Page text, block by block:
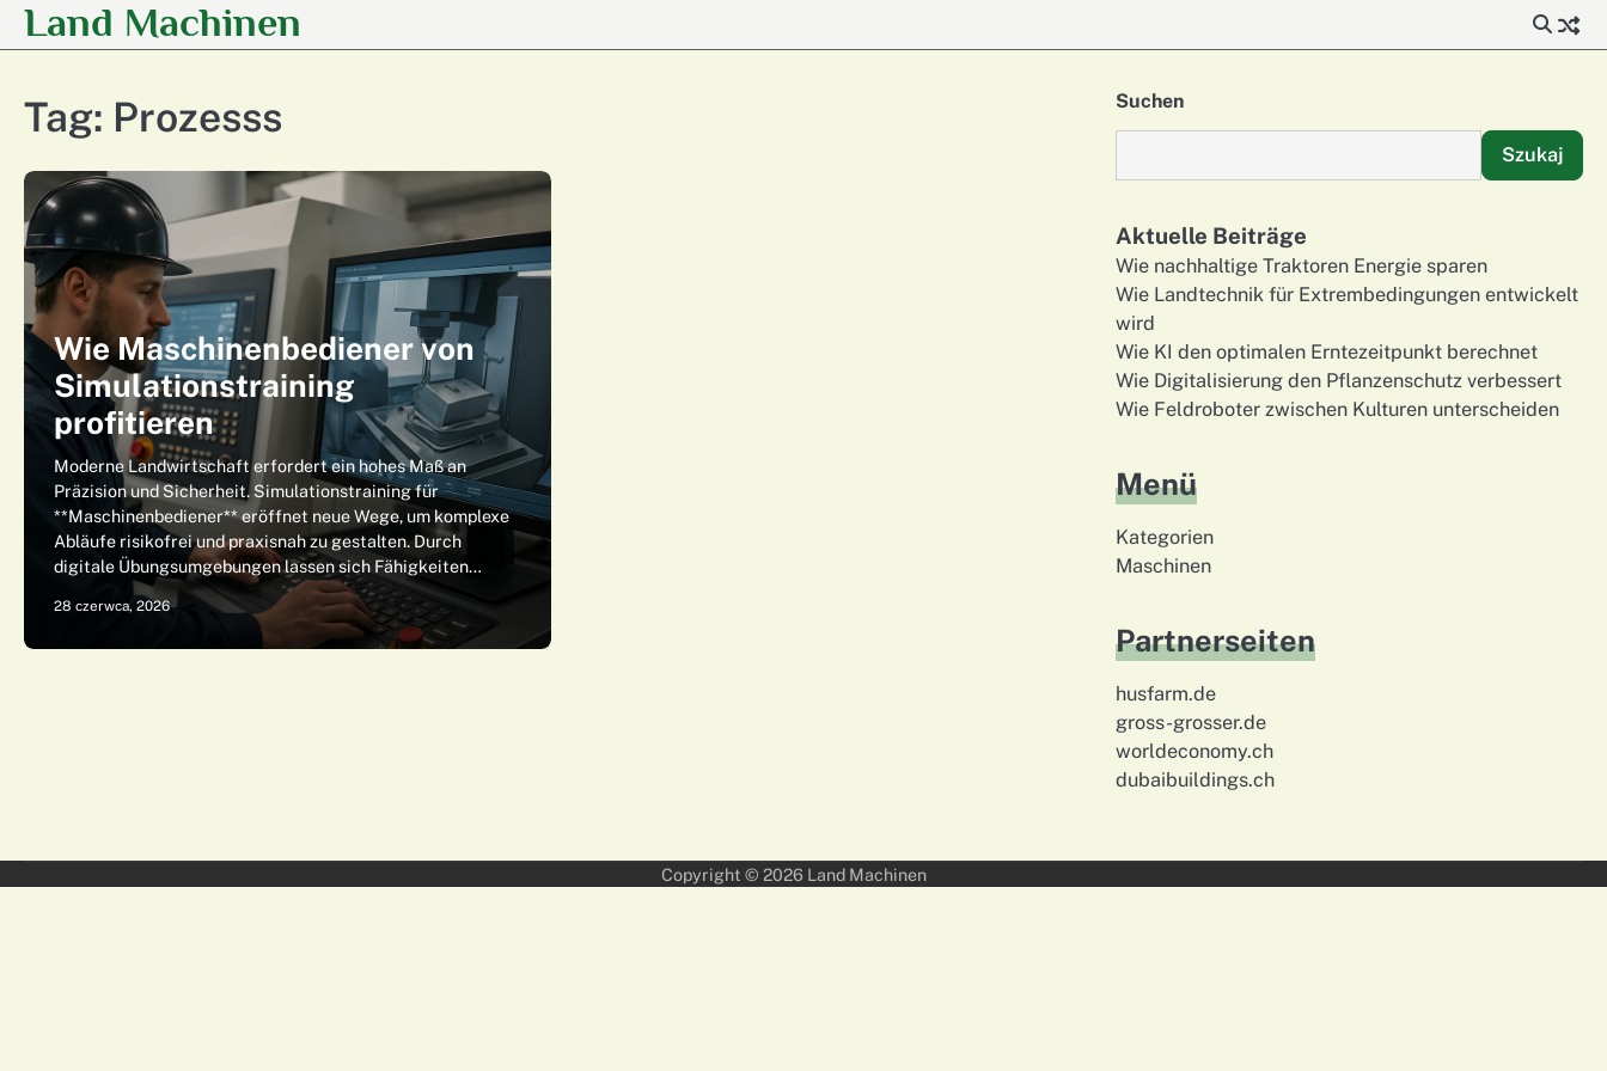
SkipLand Machinen
Tag: Prozesss
Wie Maschinenbediener von
Simulationstraining
profitieren
Moderne Landwirtschaft erfordert ein hohes Maß an
Präzision und Sicherheit. Simulationstraining für
**Maschinenbediener** eröffnet neue Wege, um komplexe
Abläufe risikofrei und praxisnah zu gestalten. Durch
digitale Übungsumgebungen lassen sich Fähigkeiten…
28 czerwca, 2026
Suchen
Szukaj
Aktuelle Beiträge
Wie nachhaltige Traktoren Energie sparen
Wie Landtechnik für Extrembedingungen entwickelt
wird
Wie KI den optimalen Erntezeitpunkt berechnet
Wie Digitalisierung den Pflanzenschutz verbessert
Wie Feldroboter zwischen Kulturen unterscheiden
Menü
Kategorien
Maschinen
Partnerseiten
husfarm.de
gross-grosser.de
worldeconomy.ch
dubaibuildings.ch
Copyright © 2026 Land Machinen